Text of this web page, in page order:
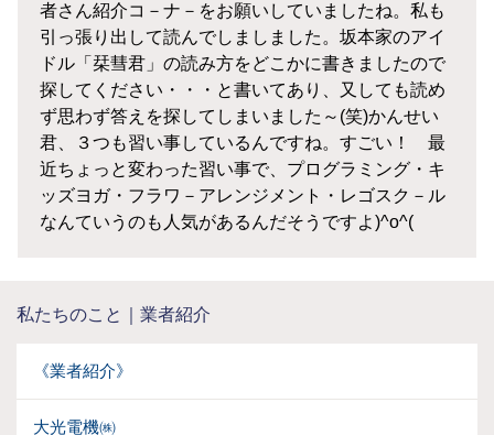
者さん紹介コ－ナ－をお願いしていましたね。私も
引っ張り出して読んでしましました。坂本家のアイ
ドル「栞彗君」の読み方をどこかに書きましたので
探してください・・・と書いてあり、又しても読め
ず思わず答えを探してしまいました～(笑)かんせい
君、３つも習い事しているんですね。すごい！ 最
近ちょっと変わった習い事で、プログラミング・キ
ッズヨガ・フラワ－アレンジメント・レゴスク－ル
なんていうのも人気があるんだそうですよ)^o^(
私たちのこと｜業者紹介
《業者紹介》
大光電機㈱